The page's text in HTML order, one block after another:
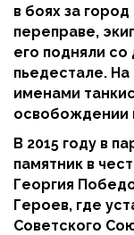
в боях за
переправе,
его подняли со
пьедестале.
именами
освобождении
В 2015 году в
памятник в
Георгия
Героев, где
Советского